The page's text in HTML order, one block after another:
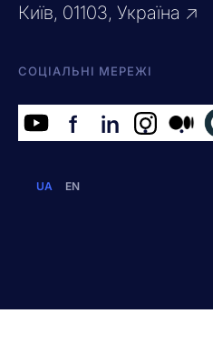
Київ, 01103, Україна ↗
СОЦІАЛЬНІ МЕРЕЖІ
f in . .
UA EN